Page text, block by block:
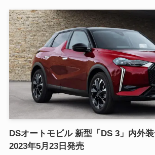
DSオートモビル 新型「DS 3」内外
2023年5月23日発売